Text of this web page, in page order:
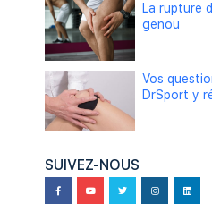
La rupture
genou
Vos
DrSport y
SUIVEZ-NOUS